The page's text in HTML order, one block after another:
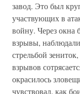
завод. Это был
участвующих в
войну. Через окна
взрывы,
стрельбой
взрывов
окрасилось
чувствовал, как